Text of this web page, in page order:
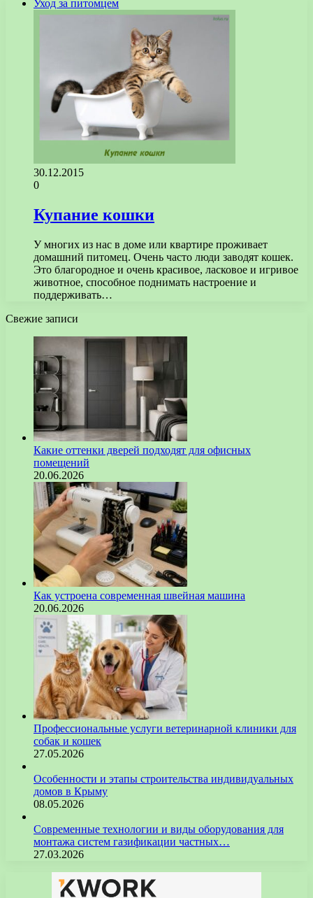
Уход за питомцем
30.12.2015
0
Купание кошки
У многих из нас в доме или квартире проживает
домашний питомец. Очень часто люди заводят кошек.
Это благородное и очень красивое, ласковое и игривое
животное, способное поднимать настроение и
поддерживать…
Свежие записи
Какие оттенки дверей подходят для офисных
помещений
20.06.2026
Как устроена современная швейная машина
20.06.2026
Профессиональные услуги ветеринарной клиники для
собак и кошек
27.05.2026
Особенности и этапы строительства индивидуальных
домов в Крыму
08.05.2026
Современные технологии и виды оборудования для
монтажа систем газификации частных…
27.03.2026